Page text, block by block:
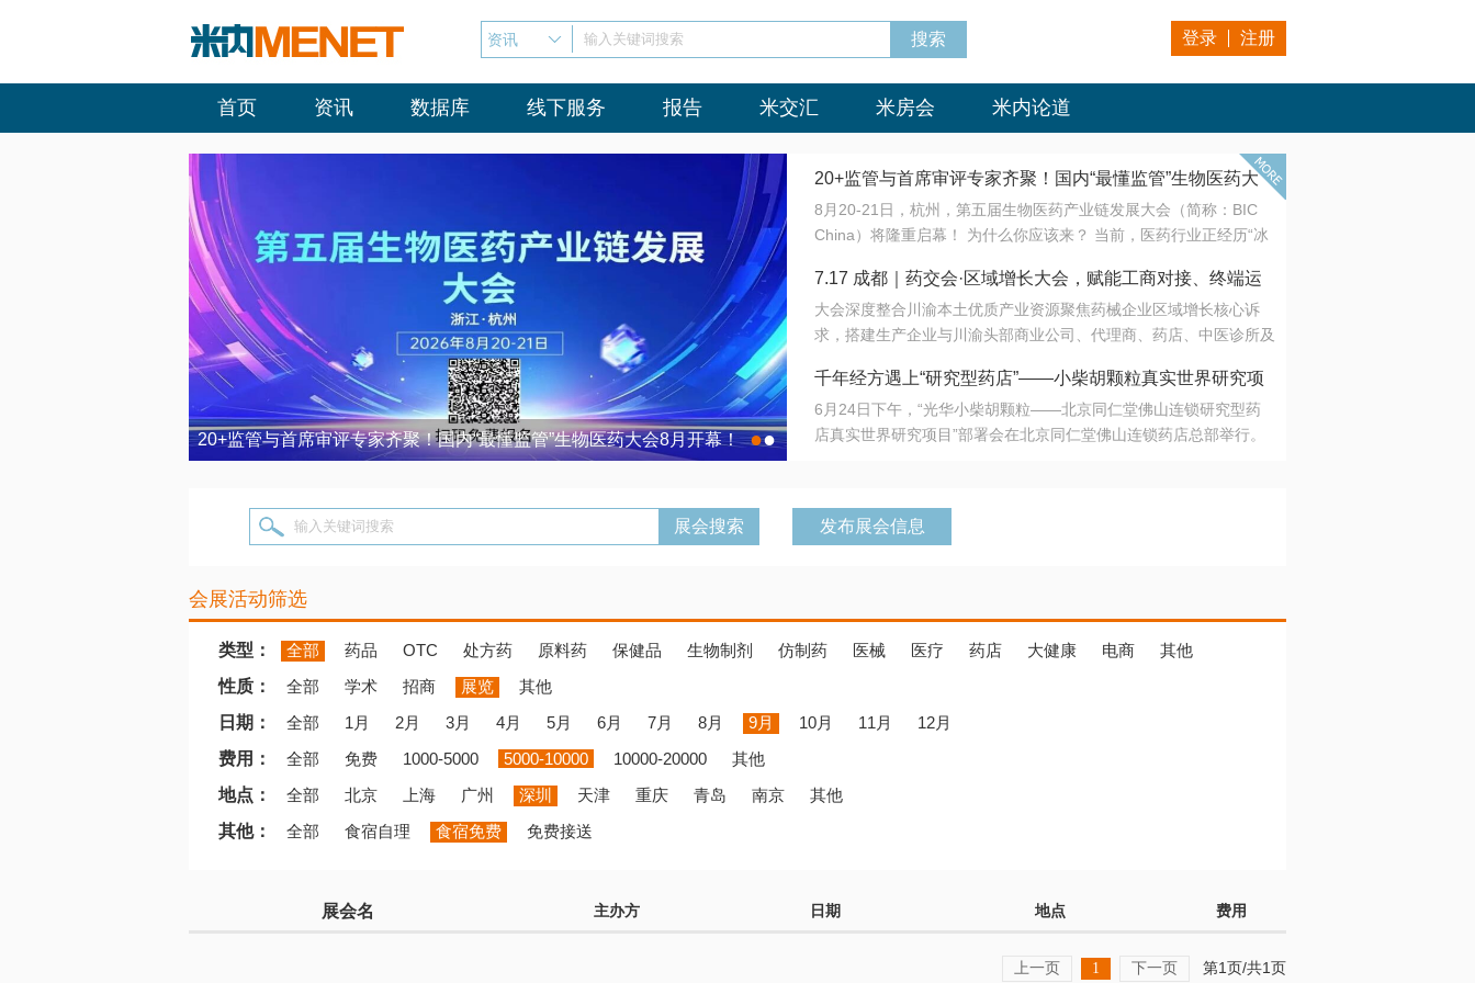
资讯 输入关键词搜索 登录 注册
首页 资讯 数据库 线下服务 报告 米交汇 米房会 米内论道
20+监管与首席审评专家齐聚！国内“最懂监管”生物医药大会8月开幕！ 7.17 成都｜药交会·区域增长大会，赋能工商对接、终端运营
●●
20+监管与首席审评专家齐聚！国内“最懂监管”生物医药大
会8月开幕！
8月20-21日，杭州，第五届生物医药产业链发展大会（简称：BIC
China）将隆重启幕！ 为什么你应该来？ 当前，医药行业正经历“冰
法正重新定义研发效率；另一端是创新药“最后一公里”的支付与入院
难题，呼唤更成熟的产业生态。 同质化“内卷”已无出路，全产业链协
同与出海能力建设才是破局关键。 本届大会以 “重构生态，定义未
算力突围；从中药创新、复杂药物制剂、CGT、多肽与小核酸的技
术攻坚，到CDMO的柔性智造。 我们致力于打破壁垒，让“实验
室”与“生产线”、“研发端”与“支付端”深度对话，更让监管、产业、资
7.17 成都｜药交会·区域增长大会，赋能工商对接、终端运
营
大会深度整合川渝本土优质产业资源聚焦药械企业区域增长核心诉
求，搭建生产企业与川渝头部商业公司、代理商、药店、中医诊所及
域增量份额夯实西南市场战略布局
千年经方遇上“研究型药店”——小柴胡颗粒真实世界研究项
目在北京同仁堂佛山连锁启动
6月24日下午，“光华小柴胡颗粒——北京同仁堂佛山连锁研究型药
店真实世界研究项目”部署会在北京同仁堂佛山连锁药店总部举行。
输入关键词搜索 发布展会信息
会展活动筛选
类型： 全部 药品 OTC 处方药 原料药 保健品 生物制剂 仿制药 医械 医疗 药店 大健康 电商
其他
性质：
全部 学术 招商 展览
其他
日期：
全部 1月 2月 3月 4月 5月 6月 7月 8月 9月 10月 11月
12月
费用：
全部 免费 1000-5000 5000-10000 10000-20000
其他
地点：
全部 北京 上海 广州 深圳 天津 重庆 青岛 南京
其他
其他：
全部 食宿自理 食宿免费 免费接送
展会名 主办方 日期 地点 费用
上一页 1 下一页 第1页/共1页